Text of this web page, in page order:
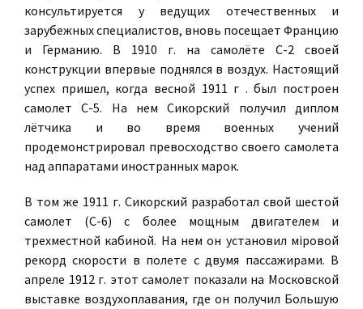
консультируется у ведущих отечественных и
зарубежных специалистов, вновь посещает Францию
и Германию. В 1910 г. на самолёте С-2 своей
конструкции впервые поднялся в воздух. Настоящий
успех пришел, когда весной 1911 г . был построен
самолет С-5. На нем Сикорский получил диплом
лётчика и во время военных учений
продемонстрировал превосходство своего самолета
над аппаратами иностранных марок.
В том же 1911 г. Сикорский разработал свой шестой
самолет (С-6) с более мощным двигателем и
трехместной кабиной. На нем он установил мiровой
рекорд скорости в полете с двумя пассажирами. В
апреле 1912 г. этот самолет показали на Московской
выставке воздухоплавания, где он получил Большую